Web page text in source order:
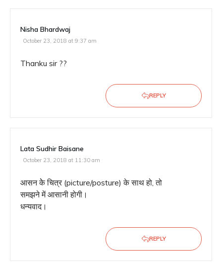
Nisha Bhardwaj
October 23, 2018 at 9:37 am
Thanku sir ??
REPLY
Lata Sudhir Baisane
October 23, 2018 at 11:30 am
आसन केे चित्र (picture/posture) के साथ हो, तो
समझने में आसानी होगी।
धन्यवाद।
REPLY